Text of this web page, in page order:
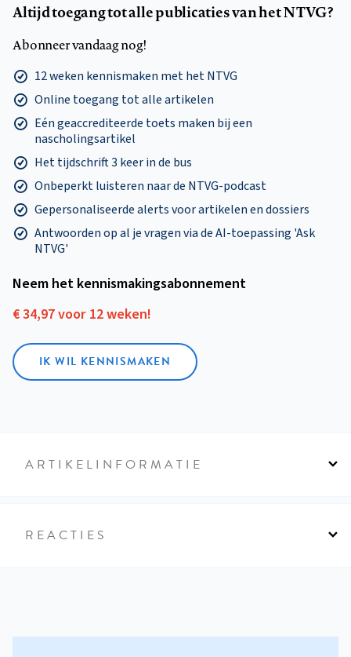
Altijd toegang tot alle publicaties van het NTVG?
Abonneer vandaag nog!
12 weken kennismaken met het NTVG
Online toegang tot alle artikelen
Eén geaccrediteerde toets maken bij een
nascholingsartikel
Het tijdschrift 3 keer in de bus
Onbeperkt luisteren naar de NTVG-podcast
Gepersonaliseerde alerts voor artikelen en dossiers
Antwoorden op al je vragen via de AI-toepassing 'Ask
NTVG'
Neem het kennismakings­abonnement
€ 34,97 voor 12 weken!
IK WIL KENNISMAKEN
ARTIKELINFORMATIE
REACTIES